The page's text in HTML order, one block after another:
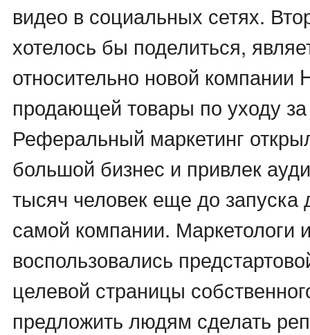
видео в социальных сетях.
хотелось бы поделиться,
относительно новой компании
продающей товары по уходу
Реферальный маркетинг
большой бизнес и привлек
тысяч человек еще до запуска
самой компании. Маркетологи
воспользовались
целевой страницы
предложить людям сделать